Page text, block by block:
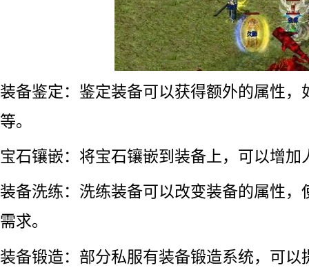
装备鉴定：鉴定装备可以获得额外的属性，
等。
宝石镶嵌：将宝石镶嵌到装备上，可以增加
装备洗练：洗练装备可以改变装备的属性，
需求。
装备锻造：部分私服有装备锻造系统，可以